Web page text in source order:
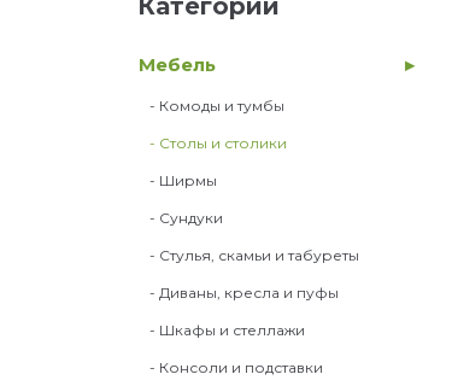
Мебель
- Комоды и тумбы
- Столы и столики
- Ширмы
- Сундуки
- Стулья, скамьи и табуреты
- Диваны, кресла и пуфы
- Шкафы и стеллажи
- Консоли и подставки